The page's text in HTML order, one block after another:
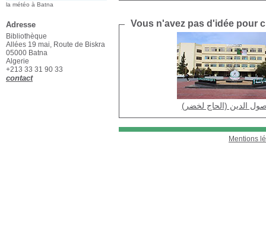
Vous n'avez pas d'idée pour
الدين (الحاج لخضر)
Mentions
la météo à Batna
Adresse
Bibliothèque
Allées 19 mai, Route de Biskra
05000 Batna
Algerie
+213 33 31 90 33
contact